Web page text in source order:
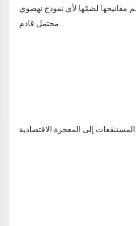
مفاتيحها لضمّها لأي نموذج نهضوي
محتمل قادم
إلى المعجزة الاقتصادية